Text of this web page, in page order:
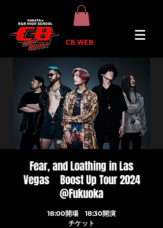
CB WEB
Fear, and Loathing in Las
Vegas Boost Up Tour 2024
@Fukuoka
18:00開場 18:30開演
チケット